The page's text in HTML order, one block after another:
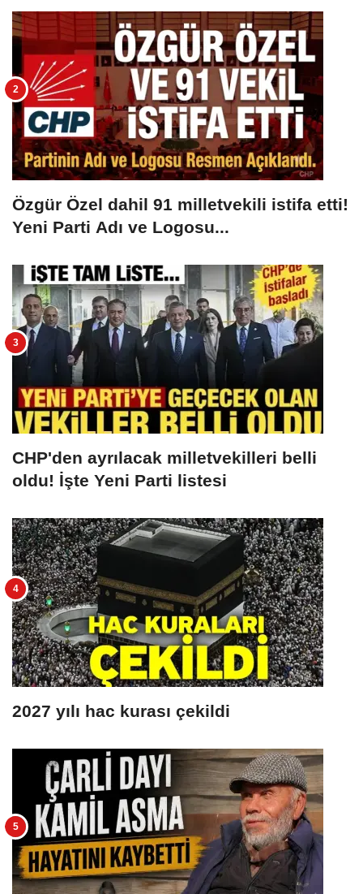
Özgür Özel dahil 91 milletvekili istifa etti!
Yeni Parti Adı ve Logosu...
CHP'den ayrılacak milletvekilleri belli
oldu! İşte Yeni Parti listesi
2027 yılı hac kurası çekildi